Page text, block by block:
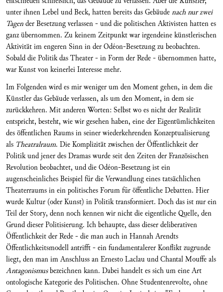
unter ihnen Lebel und Beck, hatten bereits das Gebäudenach nur zwei
Tagender Besetzung verlassen - und die politischen Aktivisten hatten es
ganz übernommen. Zu keinem Zeitpunkt war irgendeine künstlerischen
Aktivität im engeren Sinn in der Odéon-Besetzung zu beobachten.
Sobald die Politik das Theater - in Form der Rede - übernommen hatte,
war Kunst von keinerlei Interesse mehr.
Im Folgenden wird es mir weniger um den Moment gehen, in dem die
Künstler das Gebäude verlassen, als um den Moment, in dem sie
zurückkehren. Mit anderen Worten: Selbst wo es nicht der Realität
entspricht, besteht, wie wir gesehen haben, eine der Eigentümlichkeiten
des öffentlichen Raums in seiner wiederkehrenden Konzeptualisierung
als Theatralraum. Die Komplizität zwischen der Öffentlichkeit der
Politik und jener des Dramas wurde seit den Zeiten der Französischen
Revolution beobachtet, und die Odéon-Besetzung ist ein
augenscheinliches Beispiel für die Verwandlung eines tatsächlichen
Theaterraums in ein politisches Forum für öffentliche Debatten. Hier
wurde Kultur (oder Kunst) in Politik transformiert. Doch das ist nur ein
Teil der Story, denn noch kennen wir nicht die eigentliche Quelle, den
Grund dieser Politisierung. Ich behaupte, dass dieser deliberativen
Öffentlichkeit der Rede - die man auch in Hannah Arendts
Öffentlichkeitsmodell antrifft - ein fundamentalerer Konflikt zugrunde
liegt, den man im Anschluss an Ernesto Laclau und Chantal Mouffe als
Antagonismusbezeichnen kann. Dabei handelt es sich um eine Art
ontologische Kategorie des Politischen. Ohne Studentenrevolte, ohne